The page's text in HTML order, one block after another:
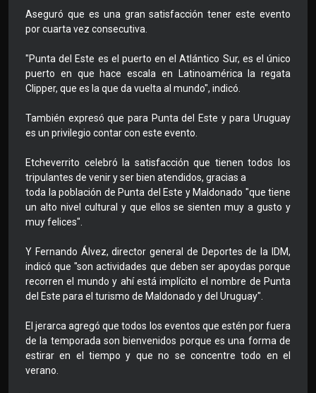
Aseguró que es una gran satisfacción tener este evento
por cuarta vez consecutiva.
"Punta del Este es el puerto en el Atlántico Sur, es el único
puerto en que hace escala en Latinoamérica la regata
Clipper, que es la que da vuelta al mundo", indicó.
También expresó que para Punta del Este y para Uruguay
es un privilegio contar con este evento.
Etcheverrito celebró la satisfacción que tienen todos los
tripulantes de venir y ser bien atendidos, gracias a
toda la población de Punta del Este y Maldonado "que tiene
un alto nivel cultural y que ellos se sienten muy a gusto y
muy felices".
Y Fernando Álvez, director general de Deportes de la IDM,
indicó que "son actividades que deben ser apoydas porque
recorren el mundo y ahí está implícito el nombre de Punta
del Este para el turismo de Maldonado y del Uruguay".
El jerarca agregó que todos los eventos que estén por fuera
de la temporada son bienvenidos porque es una forma de
estirar en el tiempo y que no se concentre todo en el
verano.